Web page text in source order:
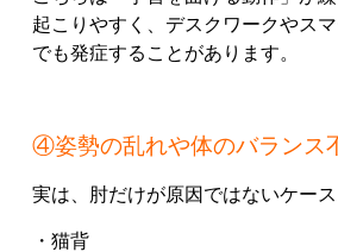
起こりやすく、デスクワークやス
でも発症することがあります。
④姿勢の乱れや体のバランス
実は、肘だけが原因ではないケース
・猫背